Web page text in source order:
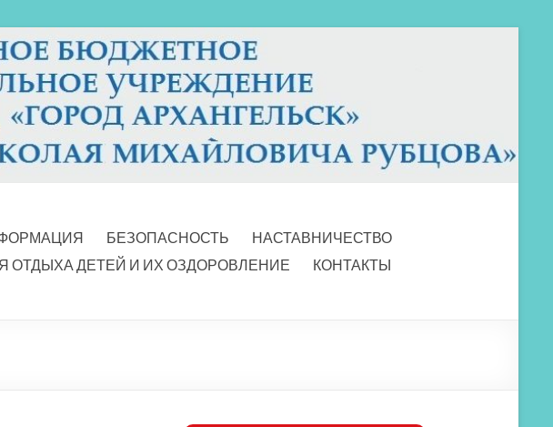
БЕЗОПАСНОСТЬ
НАСТАВНИЧЕСТВО
ОТДЫХА ДЕТЕЙ И ИХ ОЗДОРОВЛЕНИЕ
КОНТАКТЫ